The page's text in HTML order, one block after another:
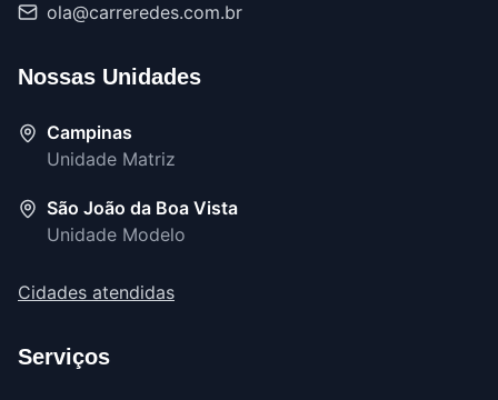
ola@carreredes.com.br
Nossas Unidades
Campinas
Unidade Matriz
São João da Boa Vista
Unidade Modelo
Cidades atendidas
Serviços